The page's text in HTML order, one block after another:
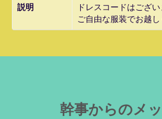
説明
ドレスコードはござい
ご自由な服装でお越し
幹事からのメ